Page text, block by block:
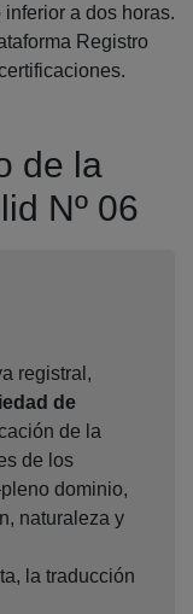
a dos horas.
Registro
de la
Nº 06
registral,
de
de la
de los
dominio,
naturaleza y
la traducción